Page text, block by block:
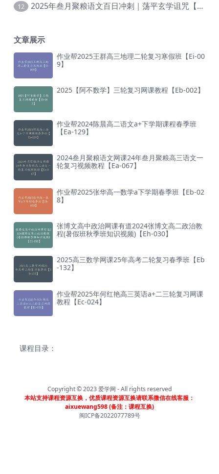
12 2025年叁月聚粮语文百日冲刺｜荡平玄学诅咒【Ea-001】
文章展示
作业帮2025王群高三地理二轮复习寒假班【Ei-00
9】
2025【阿不数学】三轮复习网课教程【Eb-002】
作业帮2024陈晨高二语文a+下学期课程春季班
【Ea-129】
2024叁月聚粮语文网课24年叁月聚粮高三语文一
轮复习视频教程【Ea-067】
作业帮2025张华高一数学a下学期春季班【Eb-02
8】
张博文高中政治网课有道2024张博文高二政治教
程(暑假班秋季班知识视频)【Eh-030】
2025高三数学网课25年高考二轮复习春季班【Eb
-132】
作业帮2025年何红艳高三英语a+二三轮复习网课
教程【Ec-024】
课程目录：
Copyright © 2023爱学网 - All rights reserved
本站支持课程资源互换，优质课程资源互换请联系微信在线客服：
aixuewang598 (备注：课程互换)
闽ICP备2022077789号